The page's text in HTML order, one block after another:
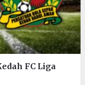
FC Liga